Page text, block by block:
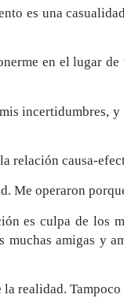
es una
en el lugar
incertidumbres,
relación causa-
Me operaron
es culpa de los
amigas y
realidad.